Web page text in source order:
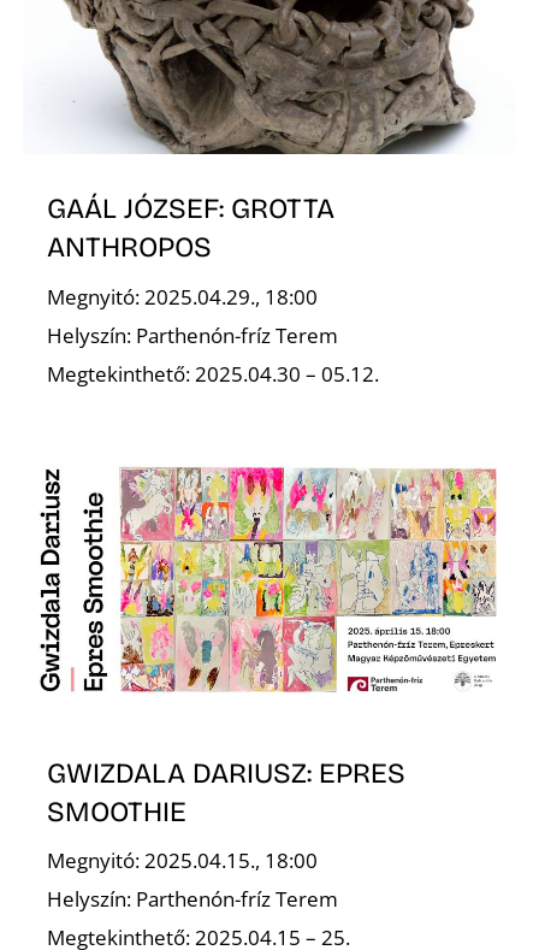
GAÁL JÓZSEF: GROTTA
ANTHROPOS
Megnyitó: 2025.04.29., 18:00
Helyszín: Parthenón-fríz Terem
Megtekinthető: 2025.04.30 – 05.12.
GWIZDALA DARIUSZ: EPRES
SMOOTHIE
Megnyitó: 2025.04.15., 18:00
Helyszín: Parthenón-fríz Terem
Megtekinthető: 2025.04.15 – 25.